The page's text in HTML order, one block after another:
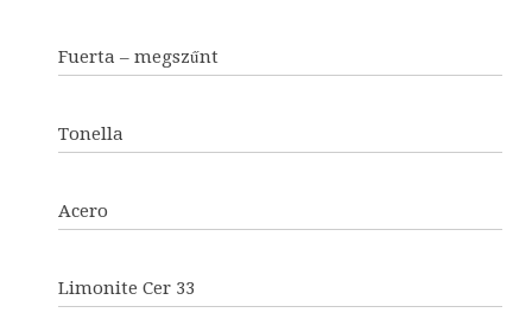
Fuerta – megszűnt
Tonella
Acero
Limonite Cer 33